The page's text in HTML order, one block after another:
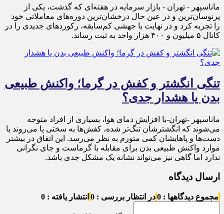
ماناسپهر - تهران - بازار سرمایه در هفته‌ای که گذشت، یکی از
پرنوسان‌ترین و در عین حال درخشان‌ترین دوره‌های معاملاتی خود
را تجربه کرد و در نهایت با جهشی کم‌سابقه، رکوردهای جدیدی را در
کانال ۵ میلیون و ۴۰۰ هزار واحد به ثبت رساند.
تنگی انگشتر و کفش در گرما؛ واکنش طبیعی
بدن یا هشدار جدی؟
ماناسپهر -تهران-با افزایش دمای هوا، بسیاری از افراد متوجه
می‌شوند که انگشترشان تنگ‌تر شده، کفش‌ها به سختی پا می‌روند یا
دست‌ها و پاهایشان کمی متورم به نظر می‌رسد. این اتفاق در بیشتر
موارد واکنش طبیعی بدن برای مقابله با گرماست و جای نگرانی
ندارد اما گاهی نیز می‌تواند نشانه یک مشکل جدی باشد.
ارسال دیدگاه
مجموع دیدگاهها : 0 در انتظار بررسی : 0 انتشار یافته : 0